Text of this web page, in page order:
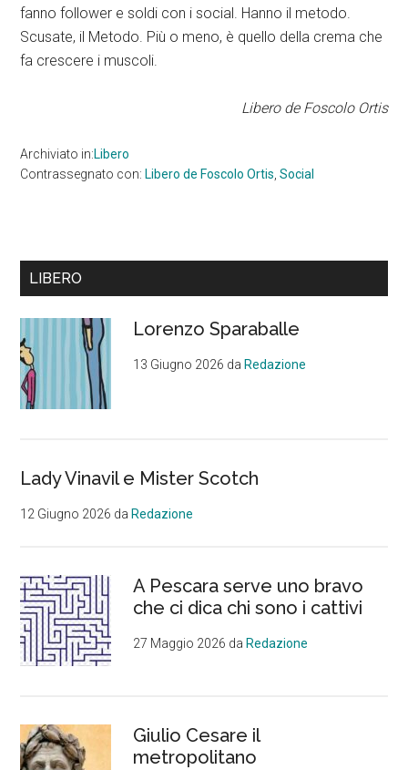
fanno follower e soldi con i social. Hanno il metodo.
Scusate, il Metodo. Più o meno, è quello della crema che
fa crescere i muscoli.
Libero de Foscolo Ortis
Archiviato in:Libero
Contrassegnato con: Libero de Foscolo Ortis,Social
Barra
primaria
LIBERO
Lorenzo Sparaballe
13 Giugno 2026 da Redazione
Lady Vinavil e Mister Scotch
12 Giugno 2026 da Redazione
A Pescara serve uno bravo
che ci dica chi sono i cattivi
27 Maggio 2026 da Redazione
Giulio Cesare il
metropolitano